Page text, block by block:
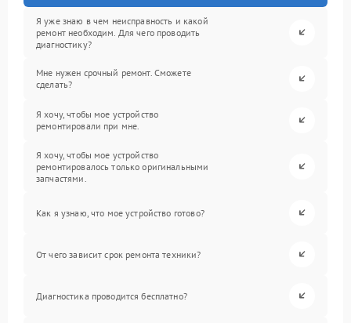
Я уже знаю в чем неисправность и какой
ремонт необходим. Для чего проводить
диагностику?
Мне нужен срочный ремонт. Сможете
сделать?
Я хочу, чтобы мое устройство
ремонтировали при мне.
Я хочу, чтобы мое устройство
ремонтировалось только оригинальными
запчастями.
Как я узнаю, что мое устройство готово?
От чего зависит срок ремонта техники?
Диагностика проводится бесплатно?